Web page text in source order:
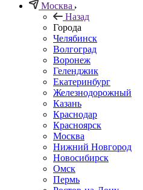
Москва
Назад
Города
Челябинск
Волгоград
Воронеж
Геленджик
Екатеринбург
Железнодорожный
Казань
Краснодар
Красноярск
Москва
Нижний Новгород
Новосибирск
Омск
Пермь